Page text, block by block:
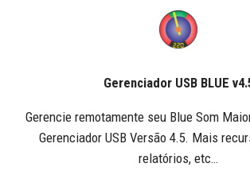
Gerenciador USB BLUE
Gerencie remotamente seu Blue Som
Gerenciador USB Versão 4.5. Mais
relatórios, etc…